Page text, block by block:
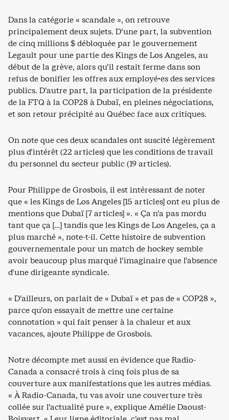
Dans la catégorie « scandale », on retrouve
principalement deux sujets. D’une part, la subvention
de cinq millions $ débloquée par le gouvernement
Legault pour une partie des Kings de Los Angeles, au
début de la grève, alors qu’il restait ferme dans son
refus de bonifier les offres aux employé·es des services
publics. D’autre part, la participation de la présidente
de la FTQ à la COP28 à Dubaï, en pleines négociations,
et son retour précipité au Québec face aux critiques.
On note que ces deux scandales ont suscité légèrement
plus d’intérêt (22 articles) que les conditions de travail
du personnel du secteur public (19 articles).
Pour Philippe de Grosbois, il est intéressant de noter
que « les Kings de Los Angeles [15 articles] ont eu plus de
mentions que Dubaï [7 articles] ». « Ça n’a pas mordu
tant que ça […] tandis que les Kings de Los Angeles, ça a
plus marché », note-t-il. Cette histoire de subvention
gouvernementale pour un match de hockey semble
avoir beaucoup plus marqué l’imaginaire que l’absence
d’une dirigeante syndicale.
« D’ailleurs, on parlait de « Dubaï » et pas de « COP28 »,
parce qu’on essayait de mettre une certaine
connotation » qui fait penser à la chaleur et aux
vacances, ajoute Philippe de Grosbois.
Notre décompte met aussi en évidence que Radio-
Canada a consacré trois à cinq fois plus de sa
couverture aux manifestations que les autres médias.
« À Radio-Canada, tu vas avoir une couverture très
collée sur l’actualité pure », explique Amélie Daoust-